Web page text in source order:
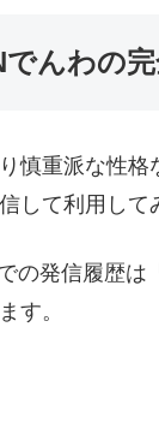
でんわの
慎重派な性
して利用して
の発信履歴
す。